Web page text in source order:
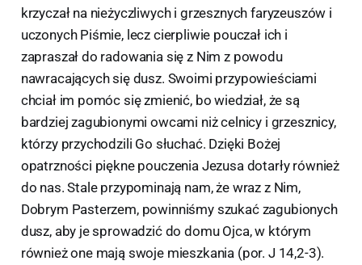
krzyczał na nieżyczliwych i grzesznych faryzeuszów i
uczonych Piśmie, lecz cierpliwie pouczał ich i
zapraszał do radowania się z Nim z powodu
nawracających się dusz. Swoimi przypowieściami
chciał im pomóc się zmienić, bo wiedział, że są
bardziej zagubionymi owcami niż celnicy i grzesznicy,
którzy przychodzili Go słuchać. Dzięki Bożej
opatrzności piękne pouczenia Jezusa dotarły również
do nas. Stale przypominają nam, że wraz z Nim,
Dobrym Pasterzem, powinniśmy szukać zagubionych
dusz, aby je sprowadzić do domu Ojca, w którym
również one mają swoje mieszkania (por. J 14,2-3).